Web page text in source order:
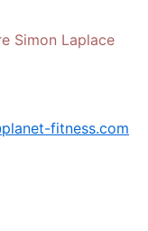
Simon Laplace
fitness.com